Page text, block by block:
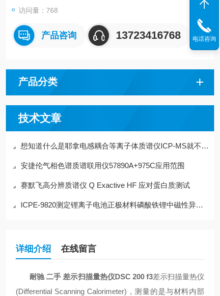
访问量：768
产品咨询 13723416768
产品分类
技术文章
想知道什么是耶拿电感耦合等离子体质谱仪ICP-MS就不要错过本篇
安捷伦气相色谱质谱联用仪57890A+975C应用范围
赛默飞高分辨质谱仪 Q Exactive HF 应对蛋白质测试
ICPE-9820测定锂离子电池正极材料磷酸铁锂中磁性异物含量
详细介绍 在线留言
耐驰 二手 差示扫描量热仪DSC 200 f3差示扫描量热仪
(Differential Scanning Calorimeter)，测量的是与材料内部
电话咨询